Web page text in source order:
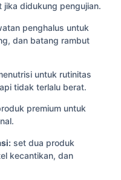
didukung pengujian.
penghalus untuk
dan batang rambut
untuk rutinitas
tidak terlalu berat.
premium untuk
set dua produk
kecantikan, dan